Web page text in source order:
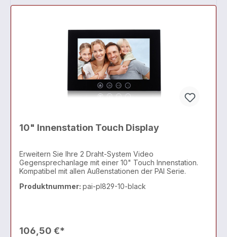
10" Innenstation Touch Display
Erweitern Sie Ihre 2 Draht-System Video
Gegensprechanlage mit einer 10" Touch Innenstation.
Kompatibel mit allen Außenstationen der PAI Serie.
Produktnummer: pai-pl829-10-black
106,50 €*